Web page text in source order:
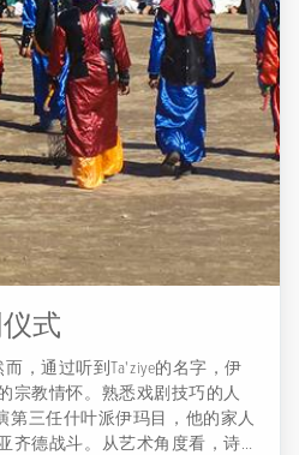
最高领袖。1977年2月1日
Bahman 22nd）之间的10天被称
尼在流亡十五年后回到伊朗，他
迎，最终巴列维政权在经历了
23日灭亡。 革命胜利后，于
立伊斯兰共和国的公民投票，
次伟大胜利之
目的名字、伊朗的最高领导人
朗伊斯兰共和国的旗帜装饰城市街
人通过表演革命歌曲庆祝，举
戏剧和音乐节），在全国各地
仪式。学校从2月1日开始，把
念日作为法定假日，人们在不
庆祝这一胜利。 ...
式
，通过听到Ta'ziye的名字，伊
宗教情怀。熟悉戏剧技巧的人
第三任什叶派伊玛目，他的家人
齐德战斗。从艺术角度看，诗